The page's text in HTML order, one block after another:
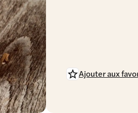
Ajouter aux